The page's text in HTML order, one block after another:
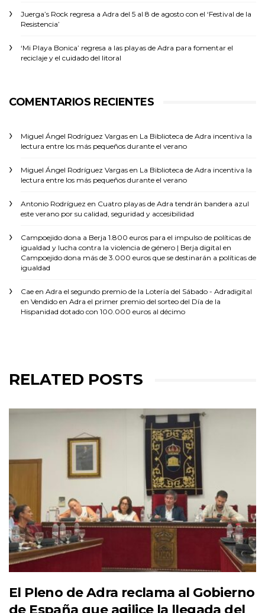
Juerga’s Rock regresa a Adra del 5 al 8 de agosto con el ‘Festival de la
Resistencia’
‘Mi Playa Bonica’ regresa a las playas de Adra para fomentar el
reciclaje y el cuidado del litoral
COMENTARIOS RECIENTES
Miguel Ángel Rodríguez Vargas en La Biblioteca de Adra incentiva la
lectura entre los más pequeños durante el verano
Miguel Ángel Rodríguez Vargas en La Biblioteca de Adra incentiva la
lectura entre los más pequeños durante el verano
Antonio Rodríguez en Cuatro playas de Adra tendrán bandera azul
este verano por su calidad, seguridad y accesibilidad
Campoejido dona a Berja 1.800 euros para el impulso de políticas de
igualdad y lucha contra la violencia de género | Berja digital en
Campoejido dona más de 3.000 euros que se destinarán a políticas de
igualdad
Cae en Adra el segundo premio de la Lotería del Sábado - Adradigital
en Vendido en Adra el primer premio del sorteo del Día de la
Hispanidad dotado con 100.000 euros al décimo
RELATED POSTS
El Pleno de Adra reclama al Gobierno
de España que agilice la llegada del